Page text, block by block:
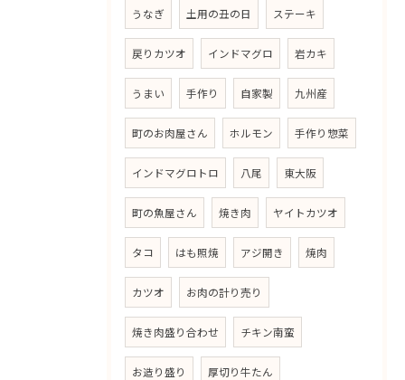
うなぎ 土用の丑の日 ステーキ
戻りカツオ インドマグロ 岩カキ
うまい 手作り 自家製 九州産
町のお肉屋さん ホルモン 手作り惣菜
インドマグロトロ 八尾 東大阪
町の魚屋さん 焼き肉 ヤイトカツオ
タコ はも照焼 アジ開き 焼肉
カツオ お肉の計り売り
焼き肉盛り合わせ チキン南蛮
お造り盛り 厚切り牛たん